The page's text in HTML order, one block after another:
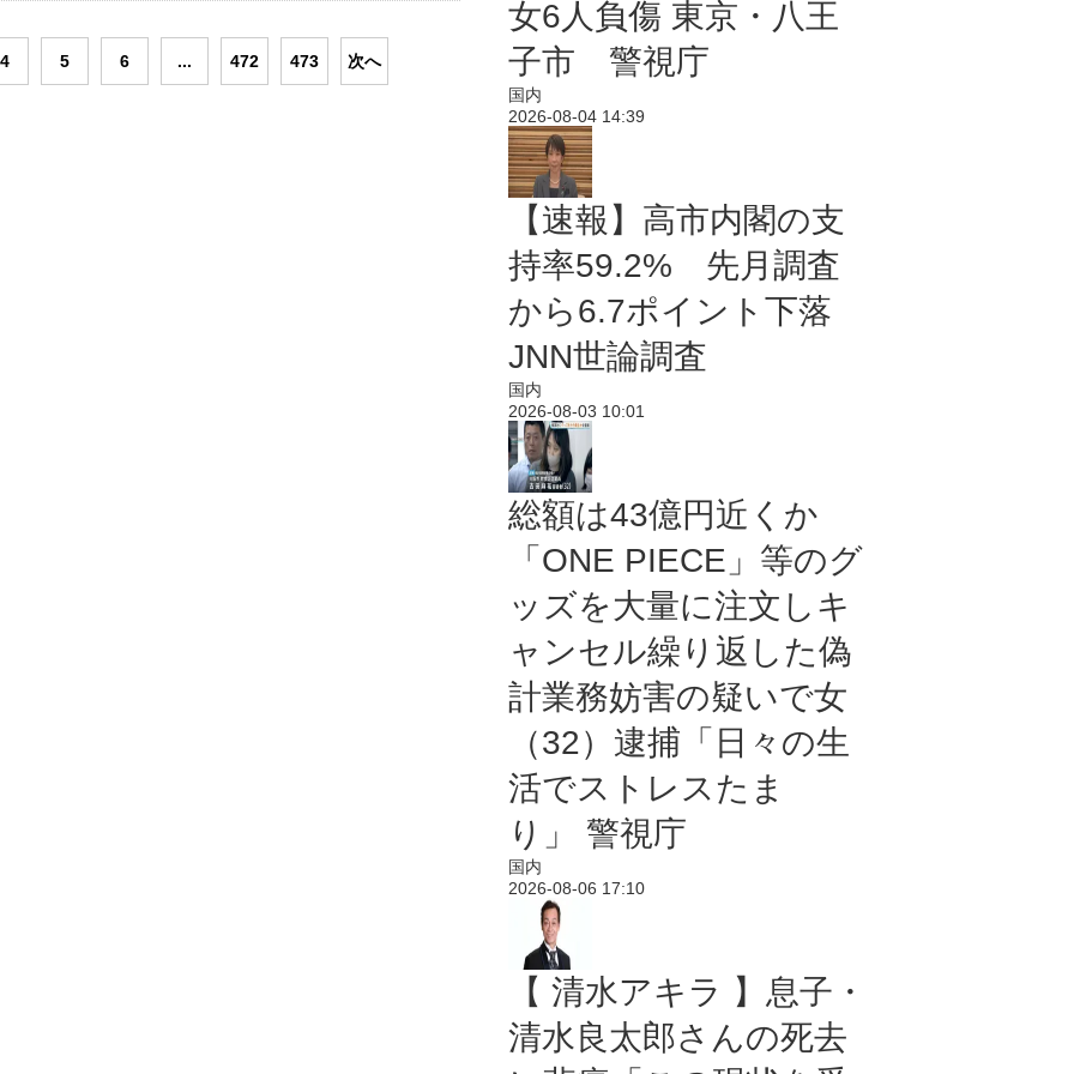
4 5 6 ... 472 473 次へ
女6人負傷 東京・八王
子市 警視庁
国内
2026-08-04 14:39
【速報】高市内閣の支
持率59.2% 先月調査
から6.7ポイント下落
JNN世論調査
国内
2026-08-03 10:01
総額は43億円近くか
「ONE PIECE」等のグ
ッズを大量に注文しキ
ャンセル繰り返した偽
計業務妨害の疑いで女
（32）逮捕「日々の生
活でストレスたま
り」 警視庁
国内
2026-08-06 17:10
【 清水アキラ 】息子・
清水良太郎さんの死去